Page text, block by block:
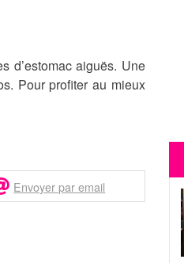
d’estomac aiguës. Une
Pour profiter au mieux
Envoyer par email